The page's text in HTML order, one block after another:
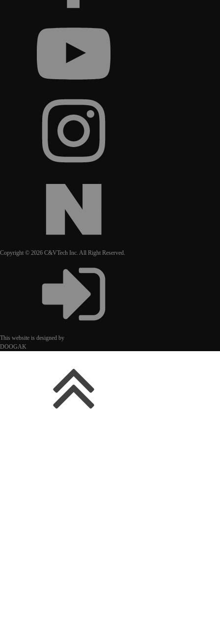
Copyright © 2026 C&VTech Inc. All Right Reserved.
This website is designed by
DOOGAK